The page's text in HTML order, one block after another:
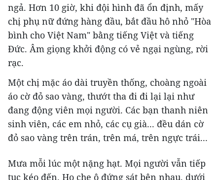
ngả. Hơn 10 giờ, khi đội hình đã ổn định, mấy
chị phụ nữ đứng hàng đầu, bắt đầu hô nhỏ "Hòa
bình cho Việt Nam" bằng tiếng Việt và tiếng
Đức. Âm giọng khởi động có vẻ ngại ngùng, rời
rạc.
Một chị mặc áo dài truyền thống, choàng ngoài
áo cờ đỏ sao vàng, thướt tha đi đi lại lại như
đang động viên mọi người. Các bạn thanh niên
sinh viên, các em nhỏ, các cụ già... đều dán cờ
đỏ sao vàng trên trán, trên má, trên ngực trái...
Mưa mỗi lúc một nặng hạt. Mọi người vẫn tiếp
tục kéo đến. Họ che ô đứng sát bên nhau, dưới